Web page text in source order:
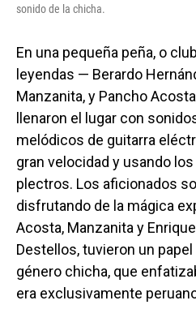
sonido de la chicha.
En una pequeña peña, o
leyendas — Berardo
Manzanita, y Pancho
llenaron el lugar con
melódicos de guitarra
gran velocidad y usando
plectros. Los aficionados
disfrutando de la mágica
Acosta, Manzanita y
Destellos, tuvieron un
género chicha, que
era exclusivamente